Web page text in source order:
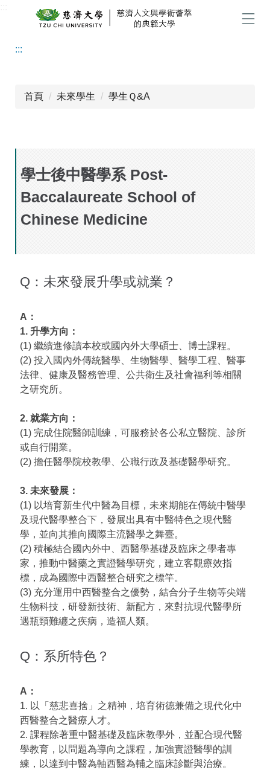
:::
首頁 未來學生 學生Ｑ&A
學士後中醫學系 Post-
Baccalaureate School of
Chinese Medicine
Q：未來發展升學或就業？
A：
1. 升學方向：
(1) 繼續進修讀本校或國內外大學碩士、博士課程。
(2) 投入國內外傳統醫學、生物醫學、醫學工程、醫事
法律、健康及醫務管理、公共衛生及社會福利等相關
之研究所。
2. 就業方向：
(1) 完成住院醫師訓練，可服務於各公私立醫院、診所
或自行開業。
(2) 擔任醫學院校教學、公職行政及基礎醫學研究。
3. 未來發展：
(1) 以培育新生代中醫為目標，未來期能在傳統中醫學
及現代醫學整合下，發展出具有中醫特色之現代醫
學，並向其推向國際主流醫學之舞臺。
(2) 積極結合國內外中、西醫學基礎及臨床之學者專
家，推動中醫藥之實證醫學研究，建立客觀療效指
標，成為國際中西醫整合研究之標竿。
(3) 充分運用中西醫整合之優勢，結合分子生物等尖端
生物科技，研發新技術、新配方，來對抗現代醫學所
遇瓶頸難纏之疾病，造福人類。
Q：系所特色？
A：
1. 以「慈悲喜捨」之精神，培育術德兼備之現代化中
西醫整合之醫療人才。
2. 課程除著重中醫基礎及臨床教學外，並配合現代醫
學教育，以問題為導向之課程，加強實證醫學的訓
練，以達到中醫為軸西醫為輔之臨床診斷與治療。